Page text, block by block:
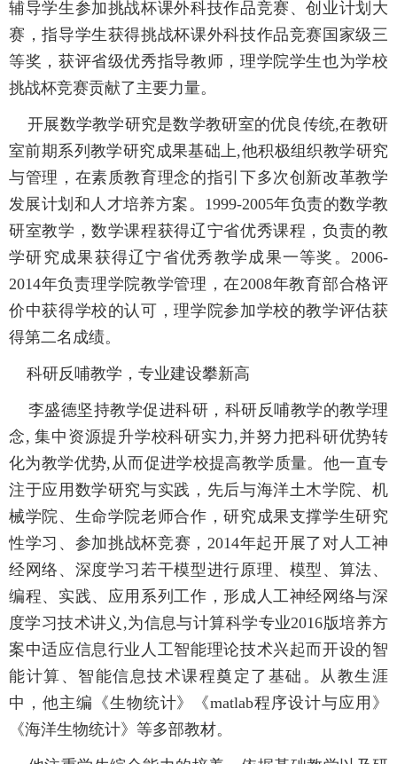
辅导学生参加挑战杯课外科技作品竞赛、创业计划大
赛，指导学生获得挑战杯课外科技作品竞赛国家级三
等奖，获评省级优秀指导教师，理学院学生也为学校
挑战杯竞赛贡献了主要力量。
开展数学教学研究是数学教研室的优良传统,在教研
室前期系列教学研究成果基础上,他积极组织教学研究
与管理，在素质教育理念的指引下多次创新改革教学
发展计划和人才培养方案。1999-2005年负责的数学教
研室教学，数学课程获得辽宁省优秀课程，负责的教
学研究成果获得辽宁省优秀教学成果一等奖。2006-
2014年负责理学院教学管理，在2008年教育部合格评
价中获得学校的认可，理学院参加学校的教学评估获
得第二名成绩。
科研反哺教学，专业建设攀新高
李盛德坚持教学促进科研，科研反哺教学的教学理
念, 集中资源提升学校科研实力,并努力把科研优势转
化为教学优势,从而促进学校提高教学质量。他一直专
注于应用数学研究与实践，先后与海洋土木学院、机
械学院、生命学院老师合作，研究成果支撑学生研究
性学习、参加挑战杯竞赛，2014年起开展了对人工神
经网络、深度学习若干模型进行原理、模型、算法、
编程、实践、应用系列工作，形成人工神经网络与深
度学习技术讲义,为信息与计算科学专业2016版培养方
案中适应信息行业人工智能理论技术兴起而开设的智
能计算、智能信息技术课程奠定了基础。从教生涯
中，他主编《生物统计》《matlab程序设计与应用》
《海洋生物统计》等多部教材。